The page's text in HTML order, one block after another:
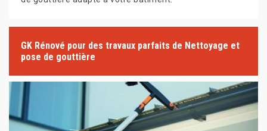
GK Rénové pour des travaux parfaits de Nettoyage et
pose de gouttière